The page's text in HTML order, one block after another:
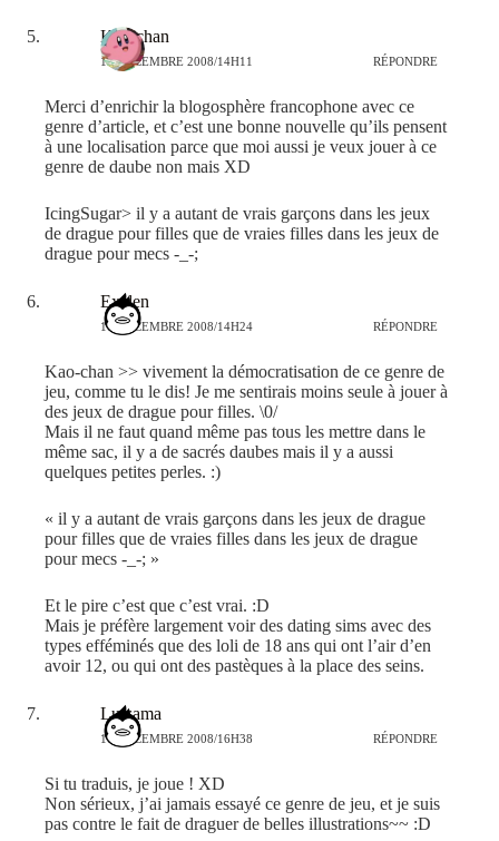
Kao-chan
16 DÉCEMBRE 2008/14H11 RÉPONDRE
Merci d’enrichir la blogosphère francophone avec ce
genre d’article, et c’est une bonne nouvelle qu’ils pensent
à une localisation parce que moi aussi je veux jouer à ce
genre de daube non mais XD
IcingSugar> il y a autant de vrais garçons dans les jeux
de drague pour filles que de vraies filles dans les jeux de
drague pour mecs -_-;
Exelen
16 DÉCEMBRE 2008/14H24 RÉPONDRE
Kao-chan >> vivement la démocratisation de ce genre de
jeu, comme tu le dis! Je me sentirais moins seule à jouer à
des jeux de drague pour filles. \0/
Mais il ne faut quand même pas tous les mettre dans le
même sac, il y a de sacrés daubes mais il y a aussi
quelques petites perles. :)
« il y a autant de vrais garçons dans les jeux de drague
pour filles que de vraies filles dans les jeux de drague
pour mecs -_-; »
Et le pire c’est que c’est vrai. :D
Mais je préfère largement voir des dating sims avec des
types efféminés que des loli de 18 ans qui ont l’air d’en
avoir 12, ou qui ont des pastèques à la place des seins.
Lu-sama
16 DÉCEMBRE 2008/16H38 RÉPONDRE
Si tu traduis, je joue ! XD
Non sérieux, j’ai jamais essayé ce genre de jeu, et je suis
pas contre le fait de draguer de belles illustrations~~ :D